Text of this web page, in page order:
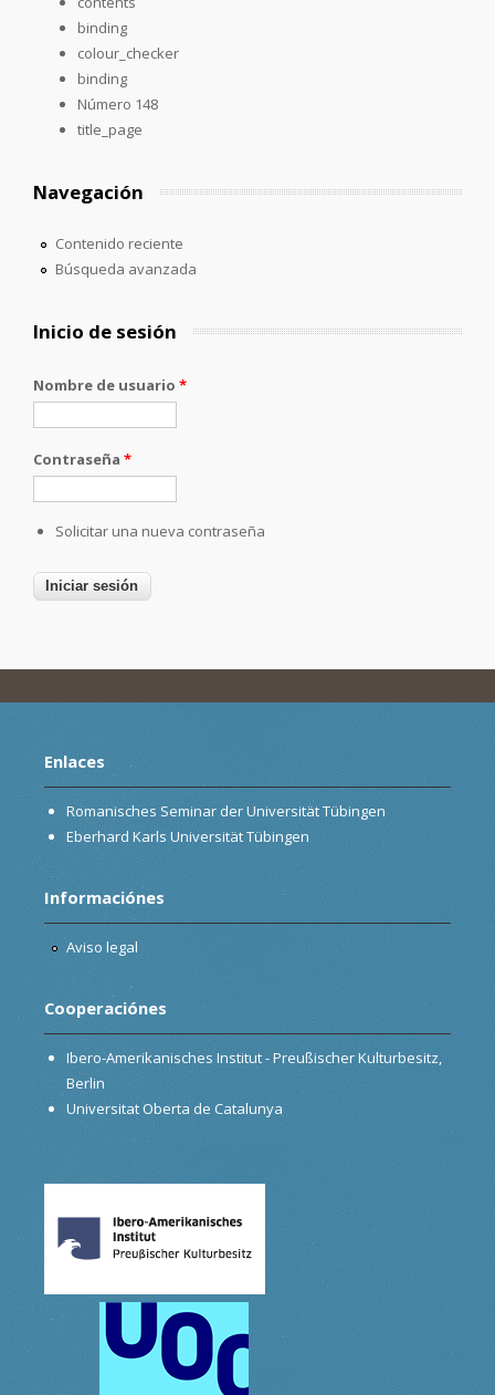
binding
colour_checker
binding
Número 148
title_page
Navegación
Contenido reciente
Búsqueda avanzada
Inicio de sesión
Nombre de usuario *
Contraseña *
Solicitar una nueva contraseña
Enlaces
Romanisches Seminar der Universität Tübingen
Eberhard Karls Universität Tübingen
Informaciónes
Aviso legal
Cooperaciónes
Ibero-Amerikanisches Institut - Preußischer Kulturbesitz,
Berlin
Universitat Oberta de Catalunya